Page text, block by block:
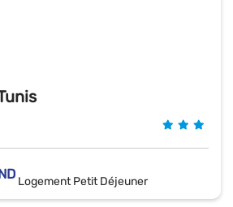
Logement Petit Déjeuner